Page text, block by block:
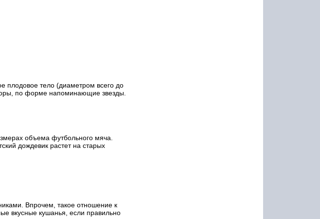
плодовое тело (диаметром всего до
по форме напоминающие звезды.
объема футбольного мяча.
дождевик растет на старых
Впрочем, такое отношение к
вкусные кушанья, если правильно